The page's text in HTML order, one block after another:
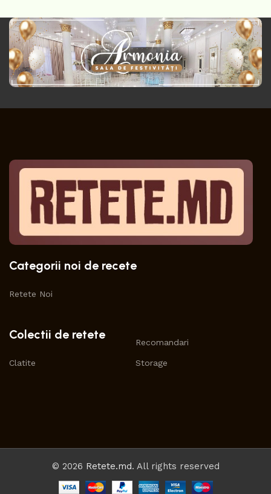
Categorii noi de recete
Retete Noi
Colectii de retete
Clatite
Recomandari
Storage
© 2026 Retete.md. All rights reserved